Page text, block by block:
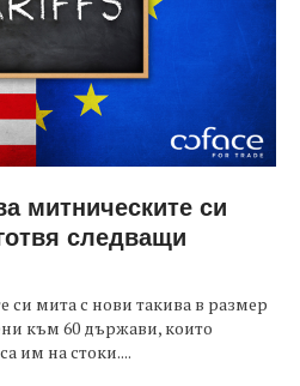
митническите си
следващи
мита с нови такива в размер
към 60 държави, които
им на стоки....